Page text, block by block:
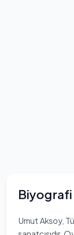
Biyografi
Umut Aksoy,